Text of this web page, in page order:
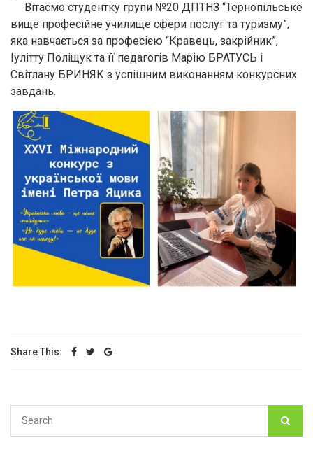
Вітаємо студентку групи №20 ДПТНЗ “Тернопільське
вище професійне училище сфери послуг та туризму”,
яка навчається за професією “Кравець, закрійник”,
Іулітту Поліщук та її педагогів Марію БРАТУСЬ і
Світлану БРИНЯК з успішним виконанням конкурсних
завдань.
Share This: